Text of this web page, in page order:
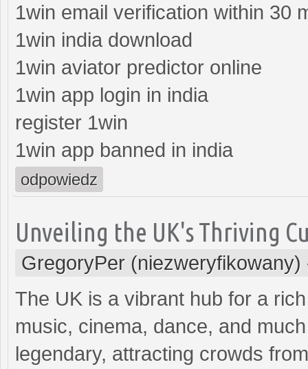
1win email verification within 30
1win india download
1win aviator predictor online
1win app login in india
register 1win
1win app banned in india
odpowiedz
Unveiling the UK's Thriving
GregoryPer (niezweryfikowany)
The UK is a vibrant hub for a
music, cinema, dance, and
legendary, attracting crowds